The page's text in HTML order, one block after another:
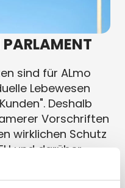
sind für ALmo
Lebewesen
Deshalb
Vorschriften
wirklichen Schutz
und darüber
die diese
wir uns dafür